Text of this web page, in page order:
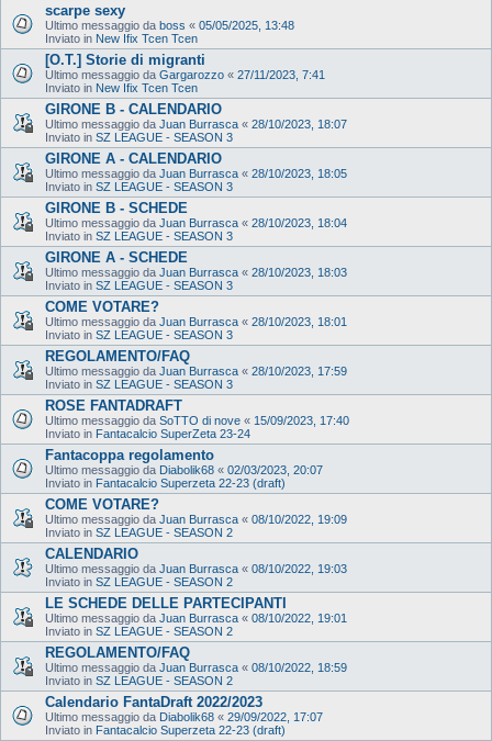
scarpe sexy
Ultimo messaggio da boss « 05/05/2025, 13:48
Inviato in New Ifix Tcen Tcen
[O.T.] Storie di migranti
Ultimo messaggio da Gargarozzo « 27/11/2023, 7:41
Inviato in New Ifix Tcen Tcen
GIRONE B - CALENDARIO
Ultimo messaggio da Juan Burrasca « 28/10/2023, 18:07
Inviato in SZ LEAGUE - SEASON 3
GIRONE A - CALENDARIO
Ultimo messaggio da Juan Burrasca « 28/10/2023, 18:05
Inviato in SZ LEAGUE - SEASON 3
GIRONE B - SCHEDE
Ultimo messaggio da Juan Burrasca « 28/10/2023, 18:04
Inviato in SZ LEAGUE - SEASON 3
GIRONE A - SCHEDE
Ultimo messaggio da Juan Burrasca « 28/10/2023, 18:03
Inviato in SZ LEAGUE - SEASON 3
COME VOTARE?
Ultimo messaggio da Juan Burrasca « 28/10/2023, 18:01
Inviato in SZ LEAGUE - SEASON 3
REGOLAMENTO/FAQ
Ultimo messaggio da Juan Burrasca « 28/10/2023, 17:59
Inviato in SZ LEAGUE - SEASON 3
ROSE FANTADRAFT
Ultimo messaggio da SoTTO di nove « 15/09/2023, 17:40
Inviato in Fantacalcio SuperZeta 23-24
Fantacoppa regolamento
Ultimo messaggio da Diabolik68 « 02/03/2023, 20:07
Inviato in Fantacalcio Superzeta 22-23 (draft)
COME VOTARE?
Ultimo messaggio da Juan Burrasca « 08/10/2022, 19:09
Inviato in SZ LEAGUE - SEASON 2
CALENDARIO
Ultimo messaggio da Juan Burrasca « 08/10/2022, 19:03
Inviato in SZ LEAGUE - SEASON 2
LE SCHEDE DELLE PARTECIPANTI
Ultimo messaggio da Juan Burrasca « 08/10/2022, 19:01
Inviato in SZ LEAGUE - SEASON 2
REGOLAMENTO/FAQ
Ultimo messaggio da Juan Burrasca « 08/10/2022, 18:59
Inviato in SZ LEAGUE - SEASON 2
Calendario FantaDraft 2022/2023
Ultimo messaggio da Diabolik68 « 29/09/2022, 17:07
Inviato in Fantacalcio Superzeta 22-23 (draft)